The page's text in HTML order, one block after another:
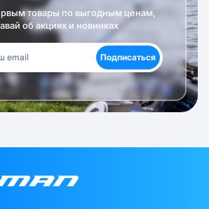
товары по выгодным ценам,
об акциях и новинках
Подписаться